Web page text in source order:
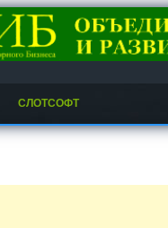
СЛОТСОФТ